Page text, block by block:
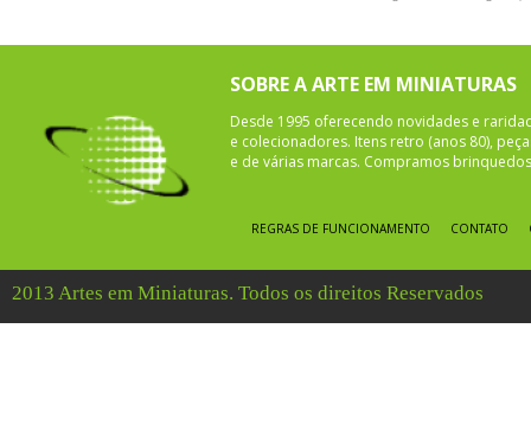
SOBRE A ARTE EM MINIATURAS
Desde 1995 oferecendo novidades e
e colecionadores. Itens retro (anos 80),
e de várias marcas. Compramos
REGRAS DE FUNCIONAMENTO CONTATO
2013 Artes em Miniaturas. Todos os direitos Reservados